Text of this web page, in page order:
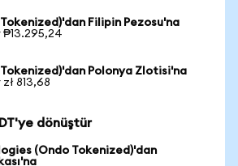
Filipin Pezosu'na
₱13.295,24
Tokenized)'dan Polonya Zlotisi'na
813,68
dönüştür
(Ondo Tokenized)'dan